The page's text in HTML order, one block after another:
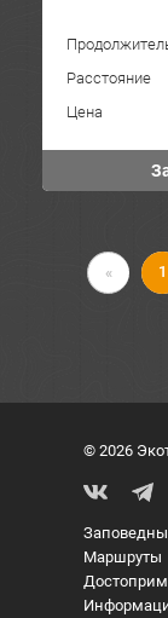
Расстояние
Цена
« 1
© 2026
Маршруты